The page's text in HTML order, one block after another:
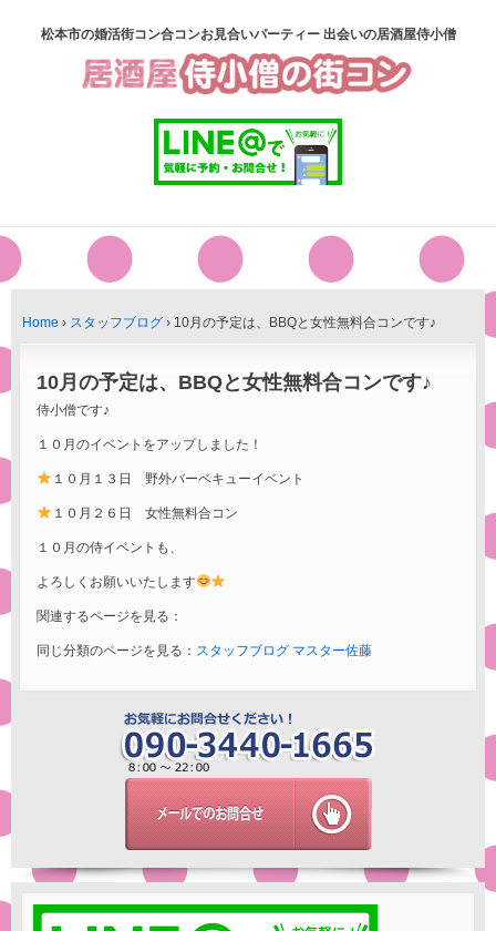
松本市の婚活街コン合コンお見合いパーティー 出会いの居酒屋侍小僧
Home › スタッフブログ › 10月の予定は、BBQと女性無料合コンです♪
10月の予定は、BBQと女性無料合コンです♪
侍小僧です♪
１０月のイベントをアップしました！
１０月１３日 野外バーベキューイベント
１０月２６日 女性無料合コン
１０月の侍イベントも、
よろしくお願いいたします
関連するページを見る：
同じ分類のページを見る： スタッフブログ マスター佐藤